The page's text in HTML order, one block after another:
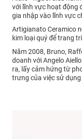
với lĩnh vực hoạt động
gia nhập vào lĩnh vực
Artigianato Ceramico
kim loại quý để trang
Năm 2008, Bruno,
doanh với Angelo
ra, lấy cảm hứng từ
trưng của việc sử